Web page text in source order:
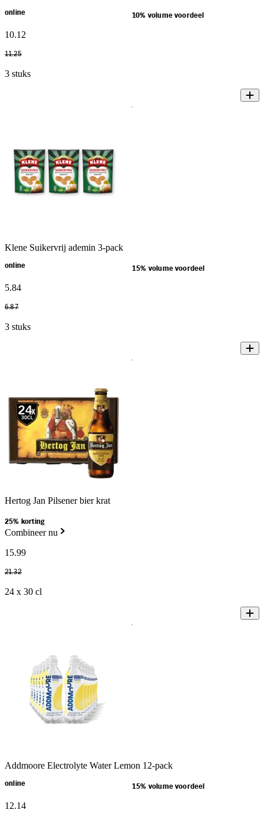
online 10% volume voordeel
10.12
11.25
3 stuks
Klene Suikervrij ademin 3-pack
online 15% volume voordeel
5.84
6.87
3 stuks
Hertog Jan Pilsener bier krat
25% korting
Combineer nu
15.99
21.32
24 x 30 cl
Addmoore Electrolyte Water Lemon 12-pack
online 15% volume voordeel
12.14